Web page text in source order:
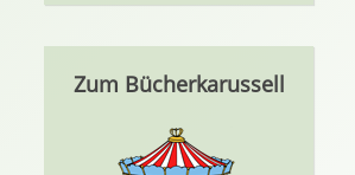
Zum Bücherkarussell